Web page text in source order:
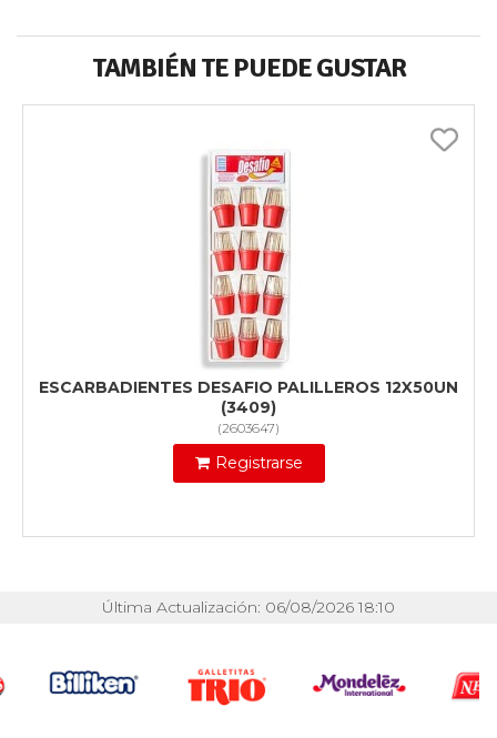
TAMBIÉN TE PUEDE GUSTAR
ESCARBADIENTES DESAFIO PALILLEROS 12X50UN
(3409)
(2603647)
Registrarse
Última Actualización: 06/08/2026 18:10